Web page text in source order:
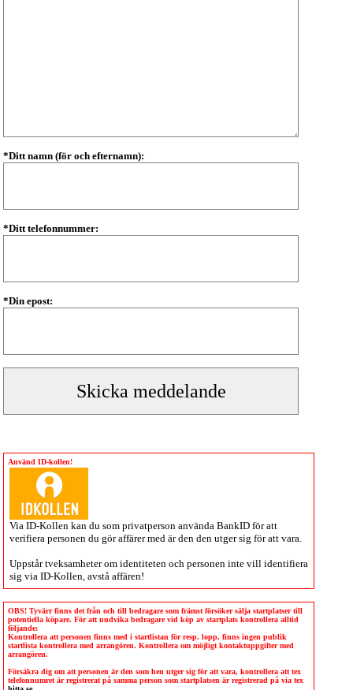
*Ditt namn (för och efternamn):
*Ditt telefonnummer:
*Din epost:
Använd ID-kollen!
Via ID-Kollen kan du som privatperson använda BankID för att
verifiera personen du gör affärer med är den den utger sig för att vara.
Uppstår tveksamheter om identiteten och personen inte vill identifiera
sig via ID-Kollen , avstå affären!
OBS! Tyvärr finns det från och till bedragare som främst försöker sälja startplatser till
potentiella köpare. För att undvika bedragare vid köp av startplats kontrollera alltid
följande:
Kontrollera att personen finns med i startlistan för resp. lopp, finns ingen publik
startlista kontrollera med arrangören. Kontrollera om möjligt kontaktuppgifter med
arrangören.
Försäkra dig om att personen är den som hen utger sig för att vara, kontrollera att tex
telefonnumret är registrerat på samma person som startplatsen är registrerad på via tex